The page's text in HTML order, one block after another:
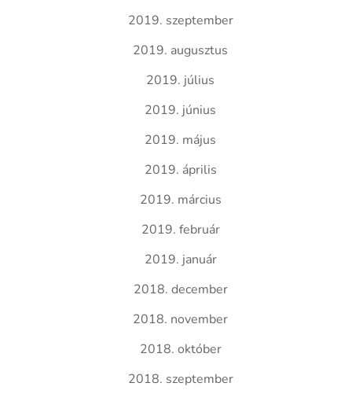
2019. szeptember
2019. augusztus
2019. július
2019. június
2019. május
2019. április
2019. március
2019. február
2019. január
2018. december
2018. november
2018. október
2018. szeptember